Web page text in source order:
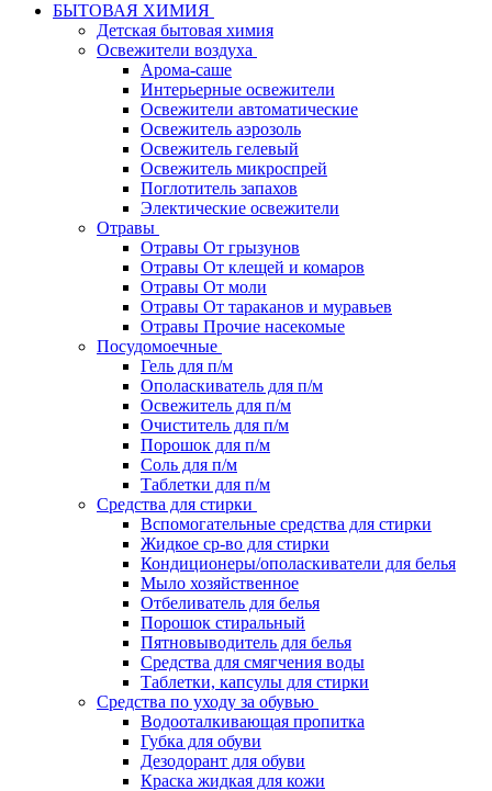
БЫТОВАЯ ХИМИЯ
Детская бытовая химия
Освежители воздуха
Арома-саше
Интерьерные освежители
Освежители автоматические
Освежитель аэрозоль
Освежитель гелевый
Освежитель микроспрей
Поглотитель запахов
Электические освежители
Отравы
Отравы От грызунов
Отравы От клещей и комаров
Отравы От моли
Отравы От тараканов и муравьев
Отравы Прочие насекомые
Посудомоечные
Гель для п/м
Ополаскиватель для п/м
Освежитель для п/м
Очиститель для п/м
Порошок для п/м
Соль для п/м
Таблетки для п/м
Средства для стирки
Вспомогательные средства для стирки
Жидкое ср-во для стирки
Кондиционеры/ополаскиватели для белья
Мыло хозяйственное
Отбеливатель для белья
Порошок стиральный
Пятновыводитель для белья
Средства для смягчения воды
Таблетки, капсулы для стирки
Средства по уходу за обувью
Водооталкивающая пропитка
Губка для обуви
Дезодорант для обуви
Краска жидкая для кожи